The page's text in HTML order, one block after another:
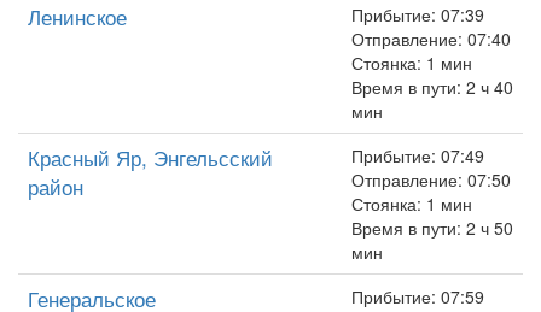
Ленинское
Прибытие: 07:39
Отправление: 07:40
Стоянка: 1 мин
Время в пути: 2 ч 40
мин
Красный Яр, Энгельсский
район
Прибытие: 07:49
Отправление: 07:50
Стоянка: 1 мин
Время в пути: 2 ч 50
мин
Генеральское
Прибытие: 07:59